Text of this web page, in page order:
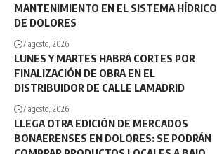
MANTENIMIENTO EN EL SISTEMA HÍDRICO
DE DOLORES
7 agosto, 2026
LUNES Y MARTES HABRÁ CORTES POR
FINALIZACIÓN DE OBRA EN EL
DISTRIBUIDOR DE CALLE LAMADRID
7 agosto, 2026
LLEGA OTRA EDICIÓN DE MERCADOS
BONAERENSES EN DOLORES: SE PODRÁN